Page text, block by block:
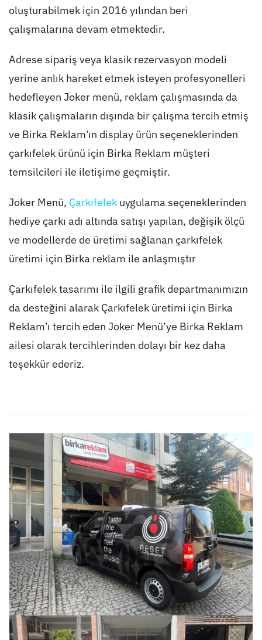
oluşturabilmek için 2016 yılından beri
çalışmalarına devam etmektedir.
Adrese sipariş veya klasik rezervasyon modeli
yerine anlık hareket etmek isteyen profesyonelleri
hedefleyen Joker menü, reklam çalışmasında da
klasik çalışmaların dışında bir çalışma tercih etmiş
ve Birka Reklam’ın display ürün seçeneklerinden
çarkıfelek ürünü için Birka Reklam müşteri
temsilcileri ile iletişime geçmiştir.
Joker Menü, Çarkıfelekuygulama seçeneklerinden
hediye çarkı adı altında satışı yapılan, değişik ölçü
ve modellerde de üretimi sağlanan çarkıfelek
üretimi için Birka reklam ile anlaşmıştır
Çarkıfelek tasarımı ile ilgili grafik departmanımızın
da desteğini alarak Çarkıfelek üretimi için Birka
Reklam’ı tercih eden Joker Menü’ye Birka Reklam
ailesi olarak tercihlerinden dolayı bir kez daha
teşekkür ederiz.